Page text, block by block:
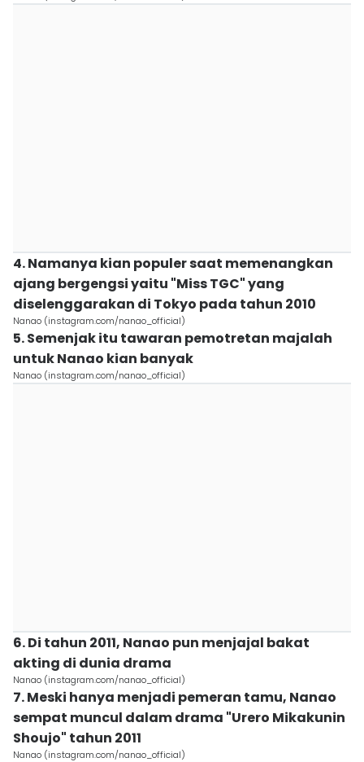
4. Namanya kian populer saat memenangkan
ajang bergengsi yaitu "Miss TGC" yang
diselenggarakan di Tokyo pada tahun 2010
Nanao (instagram.com/nanao_official)
5. Semenjak itu tawaran pemotretan majalah
untuk Nanao kian banyak
Nanao (instagram.com/nanao_official)
6. Di tahun 2011, Nanao pun menjajal bakat
akting di dunia drama
Nanao (instagram.com/nanao_official)
7. Meski hanya menjadi pemeran tamu, Nanao
sempat muncul dalam drama "Urero Mikakunin
Shoujo" tahun 2011
Nanao (instagram.com/nanao_official)